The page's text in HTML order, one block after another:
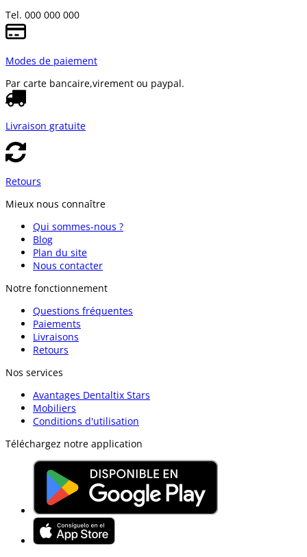
Tel. 000 000 000
Modes de paiement
Par carte bancaire,virement ou paypal.
Livraison gratuite
Retours
Mieux nous connaître
Qui sommes-nous ?
Blog
Plan du site
Nous contacter
Notre fonctionnement
Questions fréquentes
Paiements
Livraisons
Retours
Nos services
Avantages Dentaltix Stars
Mobiliers
Conditions d'utilisation
Téléchargez notre application